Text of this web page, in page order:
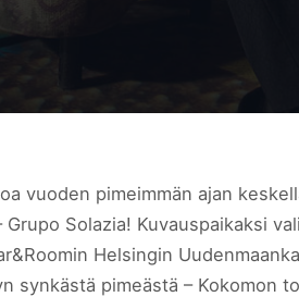
vuoden pimeimmän ajan
Grupo Solazia! Kuvauspaikaksi
Helsingin
synkästä pimeästä – Kokomon